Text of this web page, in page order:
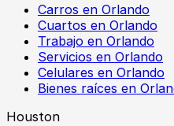
Carros en Orlando
Cuartos en Orlando
Trabajo en Orlando
Servicios en Orlando
Celulares en Orlando
Bienes raíces en
Houston